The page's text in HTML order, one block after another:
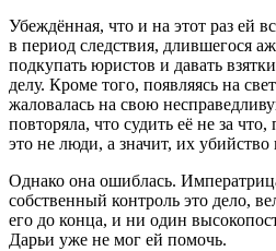
Убеждённая, что и на этот раз ей
в период следствия, длившегося
подкупать юристов и давать
делу. Кроме того, появляясь на
жаловалась на свою
повторяла, что судить её не за
это не люди, а значит, их убийство
Однако она ошиблась.
собственный контроль это дело,
его до конца, и ни один
Дарьи уже не мог ей помочь.